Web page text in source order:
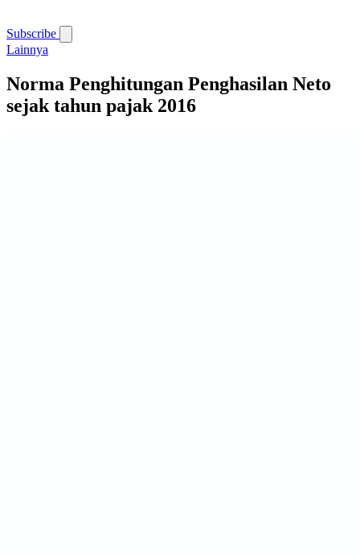
Subscribe
Lainnya
Norma Penghitungan Penghasilan Neto
sejak tahun pajak 2016